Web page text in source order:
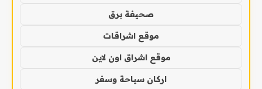
صحيفة برق
موقع اشراقات
موقع اشراق اون لاين
اركان سياحة وسفر